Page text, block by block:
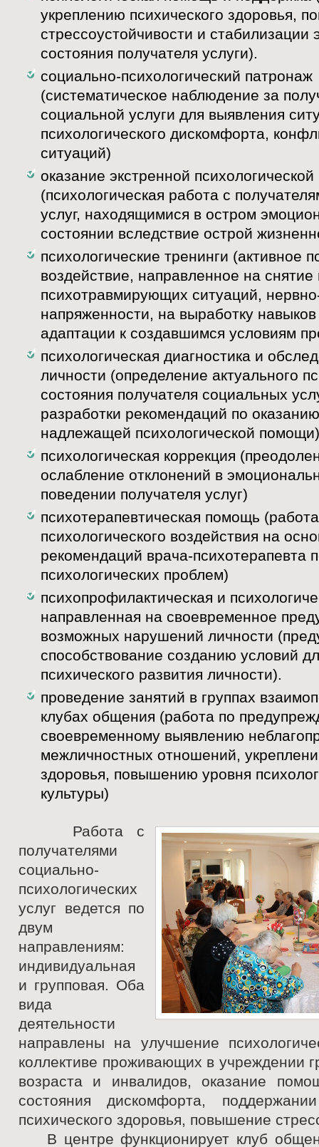
укреплению психического здоровья,
стрессоустойчивости и стабилизации
состояния получателя услуги).
социально-психологический патронаж
(систематическое наблюдение за
социальной услуги для выявления
психологического дискомфорта,
ситуаций)
оказание экстренной
(психологическая работа с
услуг, находящимися в остром
состоянии вследствие острой
психологические тренинги (активное
воздействие, направленное на снятие
психотравмирующих ситуаций,
напряженности, на выработку
адаптации к создавшимся условиям
психологическая диагностика и
личности (определение актуального
состояния получателя социальных
разработки рекомендаций по
надлежащей психологической помощи)
психологическая коррекция
ослабление отклонений в
поведении получателя услуг)
психотерапевтическая помощь (работа
психологического воздействия на
рекомендаций врача-психотерапевта
психологических проблем)
психопрофилактическая и
направленная на своевременное
возможных нарушений личности
способствование созданию условий
психического развития личности).
проведение занятий в группах
клубах общения (работа по
своевременному выявлению
межличностных отношений,
здоровья, повышению уровня
культуры)
Работа с
получателями
социально-
психологических
услуг ведется по
двум
направлениям:
индивидуальная
и групповая. Оба
вида
деятельности
направлены на улучшение
коллективе проживающих в учреждении
возраста и инвалидов, оказание
состояния дискомфорта,
психического здоровья, повышение
В центре функционирует клуб